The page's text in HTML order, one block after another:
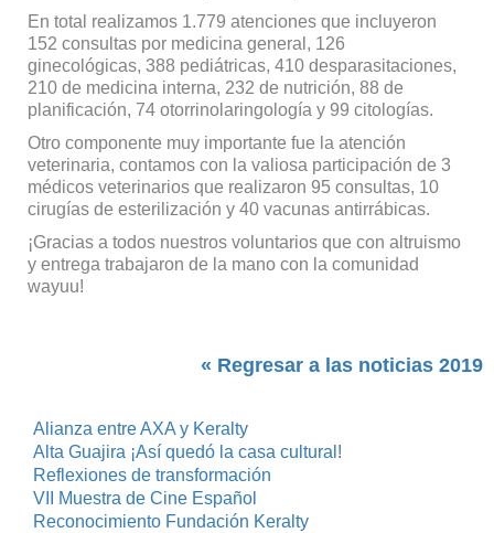
En total realizamos 1.779 atenciones que incluyeron
152 consultas por medicina general, 126
ginecológicas, 388 pediátricas, 410 desparasitaciones,
210 de medicina interna, 232 de nutrición, 88 de
planificación, 74 otorrinolaringología y 99 citologías.
Otro componente muy importante fue la atención
veterinaria, contamos con la valiosa participación de 3
médicos veterinarios que realizaron 95 consultas, 10
cirugías de esterilización y 40 vacunas antirrábicas.
¡Gracias a todos nuestros voluntarios que con altruismo
y entrega trabajaron de la mano con la comunidad
wayuu!
« Regresar a las noticias 2019
Alianza entre AXA y Keralty
Alta Guajira ¡Así quedó la casa cultural!
Reflexiones de transformación
VII Muestra de Cine Español
Reconocimiento Fundación Keralty